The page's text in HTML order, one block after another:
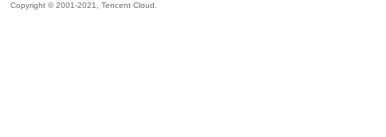
窝
Copyright © 2001-2021, Tencent Cloud.